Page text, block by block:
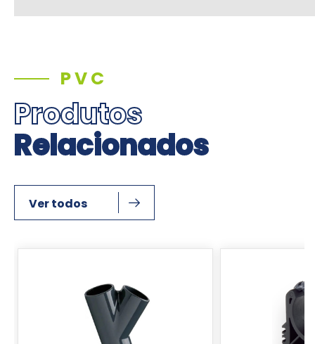
PVC
Produtos
Relacionados
Ver todos